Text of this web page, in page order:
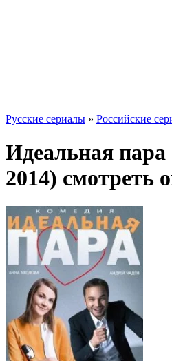
Русские сериалы » Российские
Идеальная
2014) смотреть